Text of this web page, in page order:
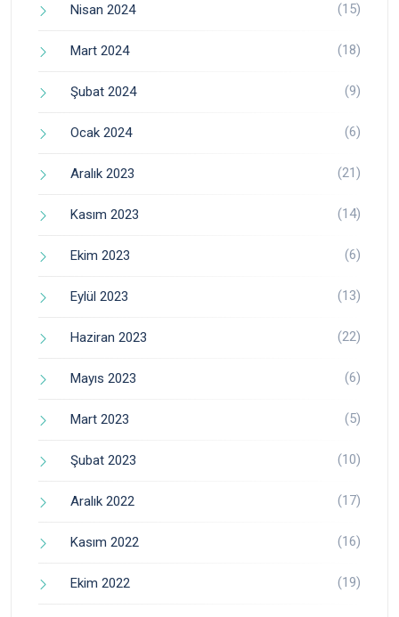
Nisan 2024 (15)
Mart 2024 (18)
Şubat 2024 (9)
Ocak 2024 (6)
Aralık 2023 (21)
Kasım 2023 (14)
Ekim 2023 (6)
Eylül 2023 (13)
Haziran 2023 (22)
Mayıs 2023 (6)
Mart 2023 (5)
Şubat 2023 (10)
Aralık 2022 (17)
Kasım 2022 (16)
Ekim 2022 (19)